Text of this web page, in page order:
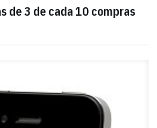
de 3 de cada 10 compras